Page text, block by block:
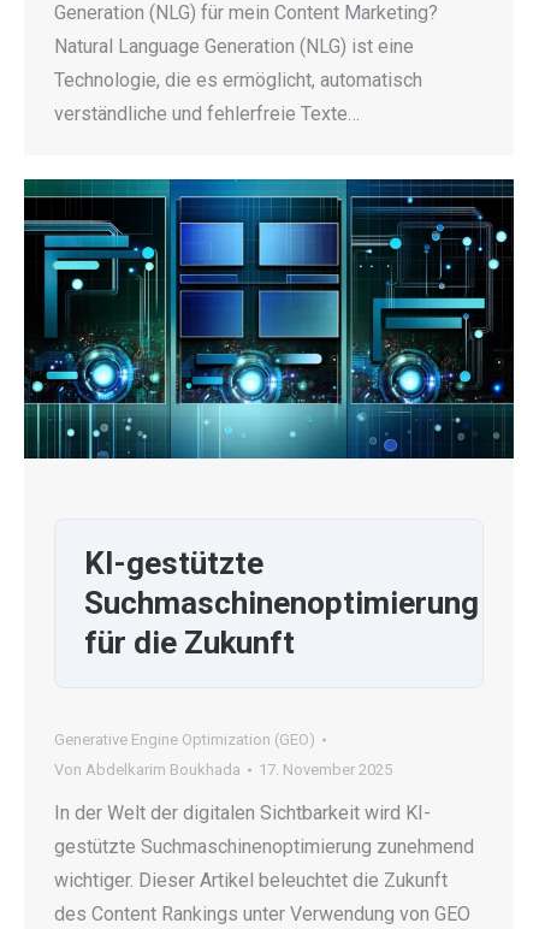
Generation (NLG) für mein Content Marketing?
Natural Language Generation (NLG) ist eine
Technologie, die es ermöglicht, automatisch
verständliche und fehlerfreie Texte…
KI-gestützte
Suchmaschinenoptimierung
für die Zukunft
Generative Engine Optimization (GEO)
Von Abdelkarim Boukhada 17. November 2025
In der Welt der digitalen Sichtbarkeit wird KI-
gestützte Suchmaschinenoptimierung zunehmend
wichtiger. Dieser Artikel beleuchtet die Zukunft
des Content Rankings unter Verwendung von GEO